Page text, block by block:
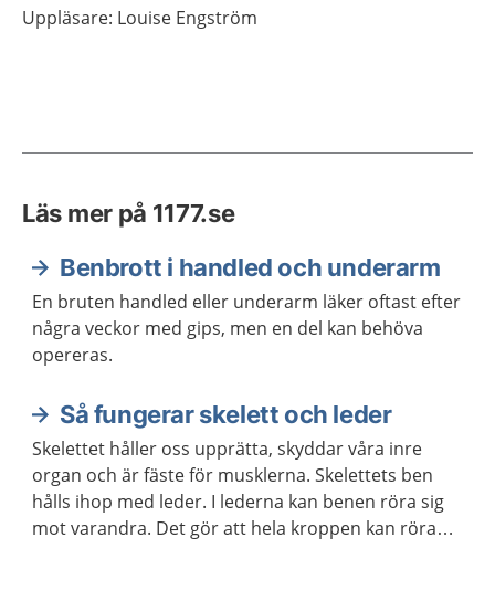
Uppläsare: Louise Engström
Läs mer på 1177.se
Benbrott i handled och underarm
En bruten handled eller underarm läker oftast efter
några veckor med gips, men en del kan behöva
opereras.
Så fungerar skelett och leder
Skelettet håller oss upprätta, skyddar våra inre
organ och är fäste för musklerna. Skelettets ben
hålls ihop med leder. I lederna kan benen röra sig
mot varandra. Det gör att hela kroppen kan röra